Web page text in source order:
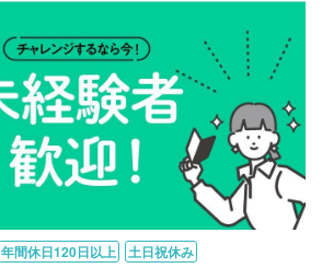
年間休日120日以上
土日祝休み